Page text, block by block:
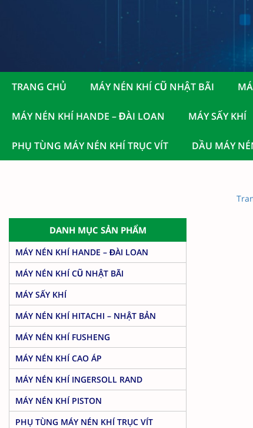
TRANG CHỦ MÁY NÉN KHÍ CŨ NHẬT BÃI
MÁY NÉN KHÍ HANDE – ĐÀI LOAN MÁY SẤY KHÍ
PHỤ TÙNG MÁY NÉN KHÍ TRỤC VÍT DẦU MÁY
DANH MỤC SẢN PHẨM
MÁY NÉN KHÍ HANDE – ĐÀI LOAN
MÁY NÉN KHÍ CŨ NHẬT BÃI
MÁY SẤY KHÍ
MÁY NÉN KHÍ HITACHI – NHẬT BẢN
MÁY NÉN KHÍ FUSHENG
MÁY NÉN KHÍ CAO ÁP
MÁY NÉN KHÍ INGERSOLL RAND
MÁY NÉN KHÍ PISTON
PHỤ TÙNG MÁY NÉN KHÍ TRỤC VÍT